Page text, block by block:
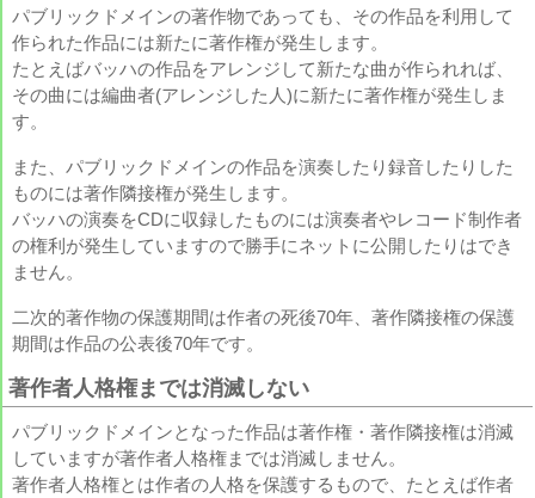
パブリックドメインの著作物であっても、その作品を利用して
作られた作品には新たに著作権が発生します。
たとえばバッハの作品をアレンジして新たな曲が作られれば、
その曲には編曲者(アレンジした人)に新たに著作権が発生しま
す。
また、パブリックドメインの作品を演奏したり録音したりした
ものには著作隣接権が発生します。
バッハの演奏をCDに収録したものには演奏者やレコード制作者
の権利が発生していますので勝手にネットに公開したりはでき
ません。
二次的著作物の保護期間は作者の死後70年、著作隣接権の保護
期間は作品の公表後70年です。
著作者人格権までは消滅しない
パブリックドメインとなった作品は著作権・著作隣接権は消滅
していますが著作者人格権までは消滅しません。
著作者人格権とは作者の人格を保護するもので、たとえば作者